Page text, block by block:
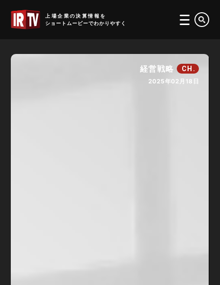
上場企業の決算情報を
ショートムービーでわかりやすく
経営戦略 CH.
2025年02月18日